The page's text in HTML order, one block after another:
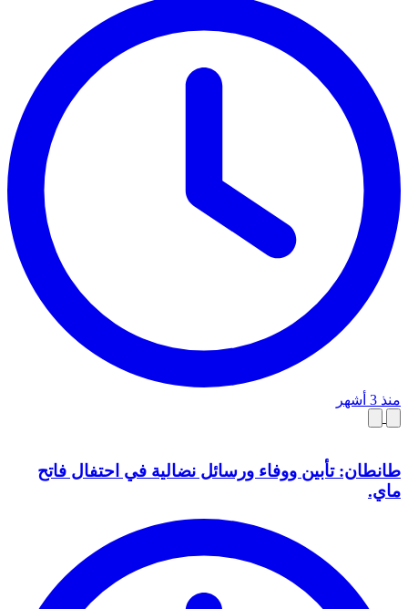
منذ 3 أشهر
طانطان: تأبين ووفاء ورسائل نضالية في احتفال فاتح
ماي.